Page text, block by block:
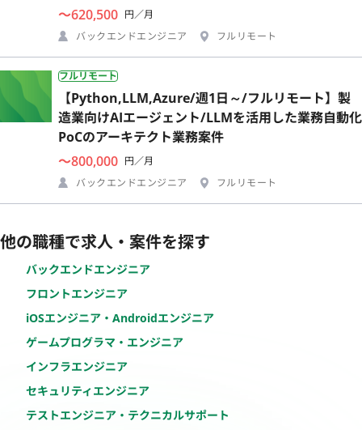
〜620,500 円／月
バックエンドエンジニア
フルリモート
フルリモート
【Python,LLM,Azure/週1日～/フルリモート】製
造業向けAIエージェント/LLMを活用した業務自動化
PoCのアーキテクト業務案件
〜800,000 円／月
バックエンドエンジニア
フルリモート
他の職種で求人・案件を探す
バックエンドエンジニア
フロントエンジニア
iOSエンジニア・Androidエンジニア
ゲームプログラマ・エンジニア
インフラエンジニア
セキュリティエンジニア
テストエンジニア・テクニカルサポート